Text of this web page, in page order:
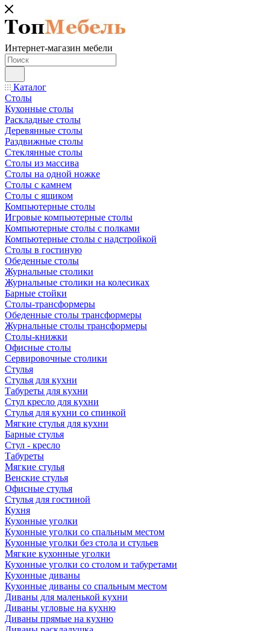
Интернет-магазин мебели
Каталог
Столы
Кухонные столы
Раскладные столы
Деревянные столы
Раздвижные столы
Стеклянные столы
Столы из массива
Столы на одной ножке
Столы с камнем
Столы с ящиком
Компьютерные столы
Игровые компьютерные столы
Компьютерные столы с полками
Компьютерные столы с надстройкой
Столы в гостиную
Обеденные столы
Журнальные столики
Журнальные столики на колесиках
Барные стойки
Столы-трансформеры
Обеденные столы трансформеры
Журнальные столы трансформеры
Столы-книжки
Офисные столы
Сервировочные столики
Стулья
Стулья для кухни
Табуреты для кухни
Стул кресло для кухни
Стулья для кухни со спинкой
Мягкие стулья для кухни
Барные стулья
Стул - кресло
Табуреты
Мягкие стулья
Венские стулья
Офисные стулья
Стулья для гостиной
Кухня
Кухонные уголки
Кухонные уголки со спальным местом
Кухонные уголки без стола и стульев
Мягкие кухонные уголки
Кухонные уголки со столом и табуретами
Кухонные диваны
Кухонные диваны со спальным местом
Диваны для маленькой кухни
Диваны угловые на кухню
Диваны прямые на кухню